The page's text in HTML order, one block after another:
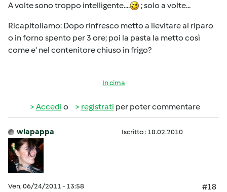
A volte sono troppo intelligente.... ; solo a volte...
Ricapitoliamo: Dopo rinfresco metto a lievitare al riparo
o in forno spento per 3 ore; poi la pasta la metto così
come e' nel contenitore chiuso in frigo?
In cima
Accedi o registrati per poter commentare
wlapappa Iscritto : 18.02.2010
Ven, 06/24/2011 - 13:58
#18